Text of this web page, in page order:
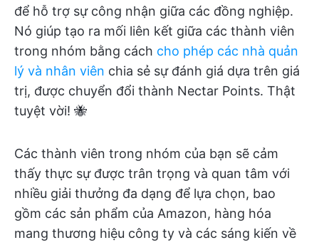
để hỗ trợ sự công nhận giữa các đồng nghiệp.
Nó giúp tạo ra mối liên kết giữa các thành viên
trong nhóm bằng cách cho phép các nhà quản
lý và nhân viên chia sẻ sự đánh giá dựa trên giá
trị, được chuyển đổi thành Nectar Points. Thật
tuyệt vời! 🐝
Các thành viên trong nhóm của bạn sẽ cảm
thấy thực sự được trân trọng và quan tâm với
nhiều giải thưởng đa dạng để lựa chọn, bao
gồm các sản phẩm của Amazon, hàng hóa
mang thương hiệu công ty và các sáng kiến về